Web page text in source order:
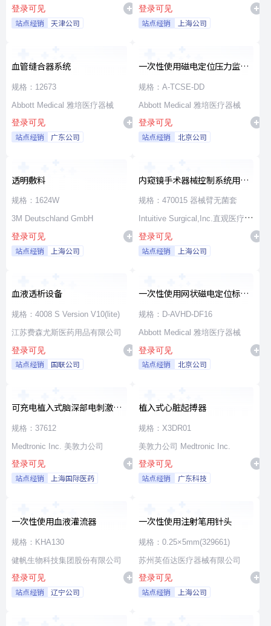
登录可见
站点经销 天津公司
司
登录可见
站点经销 上海公司
血管缝合器系统
规格：12673
Abbott Medical 雅培医疗器械
登录可见
站点经销 广东公司
一次性使用磁电定位压力监测
消融导管
规格：A-TCSE-DD
Abbott Medical 雅培医疗器械
登录可见
站点经销 北京公司
透明敷料
规格：1624W
3M Deutschland GmbH
登录可见
站点经销 上海公司
内窥镜手术器械控制系统用无
源器械和附件
规格：470015 器械臂无菌套
Intuitive Surgical,Inc.直观医疗公
司
登录可见
站点经销 上海公司
血液透析设备
规格：4008 S Version V10(lite)
江苏费森尤斯医药用品有限公司
登录可见
站点经销 国联公司
一次性使用网状磁电定位标测
导管
规格：D-AVHD-DF16
Abbott Medical 雅培医疗器械
登录可见
站点经销 北京公司
可充电植入式脑深部电刺激脉
冲发生器套件
规格：37612
Medtronic Inc. 美敦力公司
登录可见
站点经销 上海国际医药
植入式心脏起搏器
规格：X3DR01
美敦力公司 Medtronic Inc.
登录可见
站点经销 广东科技
一次性使用血液灌流器
规格：KHA130
健帆生物科技集团股份有限公司
登录可见
站点经销 辽宁公司
一次性使用注射笔用针头
规格：0.25×5mm(329661)
苏州英佰达医疗器械有限公司
登录可见
站点经销 上海公司